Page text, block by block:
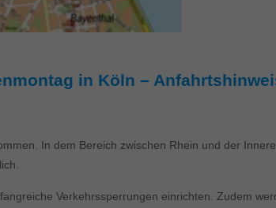
in Köln –
In dem Bereich zwischen Rhein und der
Verkehrssperrungen einrichten. Zudem